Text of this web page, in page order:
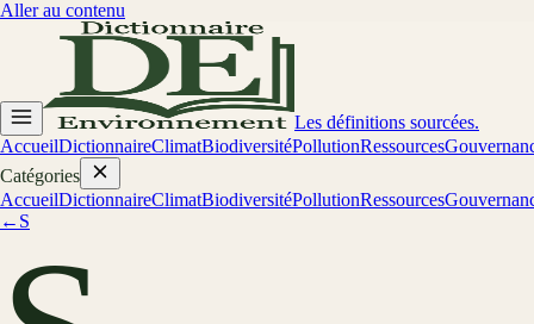
Aller au contenu
Les définitions sourcées.
AccueilDictionnaireClimatBiodiversitéPollutionRessources
Catégories
AccueilDictionnaireClimatBiodiversitéPollutionRessources
← S